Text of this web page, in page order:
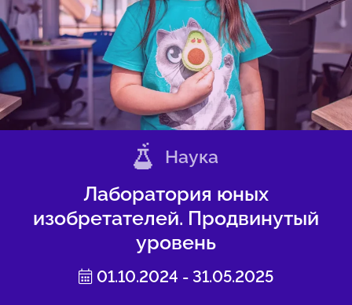
Наука
Лаборатория юных
изобретателей. Продвинутый
уровень
01.10.2024 - 31.05.2025